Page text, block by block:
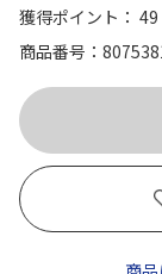
獲得ポイント：
商品番号